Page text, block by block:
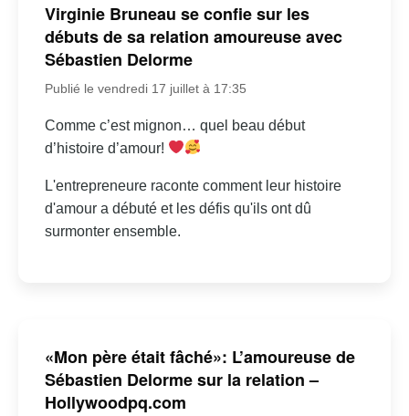
Virginie Bruneau se confie sur les
débuts de sa relation amoureuse avec
Sébastien Delorme
Publié le vendredi 17 juillet à 17:35
Comme c’est mignon… quel beau début
d’histoire d’amour!
L'entrepreneure raconte comment leur histoire
d'amour a débuté et les défis qu'ils ont dû
surmonter ensemble.
«Mon père était fâché»: L’amoureuse de
Sébastien Delorme sur la relation –
Hollywoodpq.com